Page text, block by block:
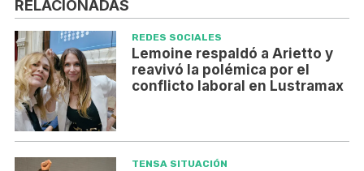
RELACIONADAS
REDES SOCIALES
Lemoine respaldó a Arietto y
reavivó la polémica por el
conflicto laboral en Lustramax
TENSA SITUACIÓN